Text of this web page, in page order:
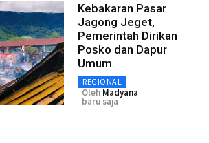
Kebakaran Pasar
Jagong Jeget,
Pemerintah Dirikan
Posko dan Dapur
Umum
REGIONAL
Oleh Madyana
baru saja